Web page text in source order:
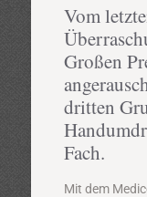
Vom
Großen
dritten
Fach.
Mit dem